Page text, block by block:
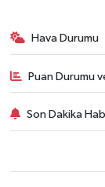
Hava Durumu
Puan Durumu
Son Dakika